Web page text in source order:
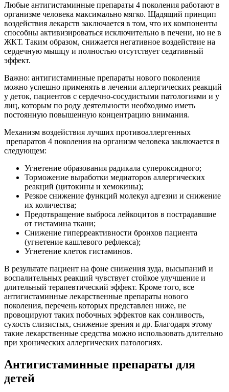
Любые антигистаминные препараты 4 поколения работают в
организме человека максимально мягко. Щадящий принцип
воздействия лекарств заключается в том, что их компоненты
способны активизироваться исключительно в печени, но не в
ЖКТ. Таким образом, снижается негативное воздействие на
сердечную мышцу и полностью отсутствует седативный
эффект.
Важно: антигистаминные препараты нового поколения
можно успешно применять в лечении аллергических реакций
у деток, пациентов с сердечно-сосудистыми патологиями и у
лиц, которым по роду деятельности необходимо иметь
постоянную повышенную концентрацию внимания.
Механизм воздействия лучших противоаллергенных
препаратов 4 поколения на организм человека заключается в
следующем:
Угнетение образования радикала супероксидного;
Торможение выработки медиаторов аллергических
реакций (цитокины и хемокины);
Резкое снижение функций молекул адгезии и снижение
их количества;
Предотвращение выброса лейкоцитов в пострадавшие
от гистамина ткани;
Снижение гиперреактивности бронхов пациента
(угнетение кашлевого рефлекса);
Угнетение клеток гистаминов.
В результате пациент на фоне снижения зуда, высыпаний и
воспалительных реакций чувствует стойкое улучшение и
длительный терапевтический эффект. Кроме того, все
антигистаминные лекарственные препараты нового
поколения, перечень которых представлен ниже, не
провоцируют таких побочных эффектов как сонливость,
сухость слизистых, снижение зрения и др. Благодаря этому
такие лекарственные средства можно использовать длительно
при хронических аллергических патологиях.
Антигистаминные препараты для
детей